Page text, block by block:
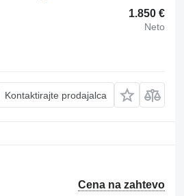
1.850 €
Neto
Kontaktirajte prodajalca
Cena na zahtevo